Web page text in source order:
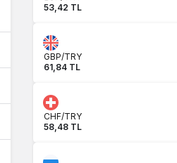
53,42 TL
GBP/TRY
61,84 TL
CHF/TRY
58,48 TL